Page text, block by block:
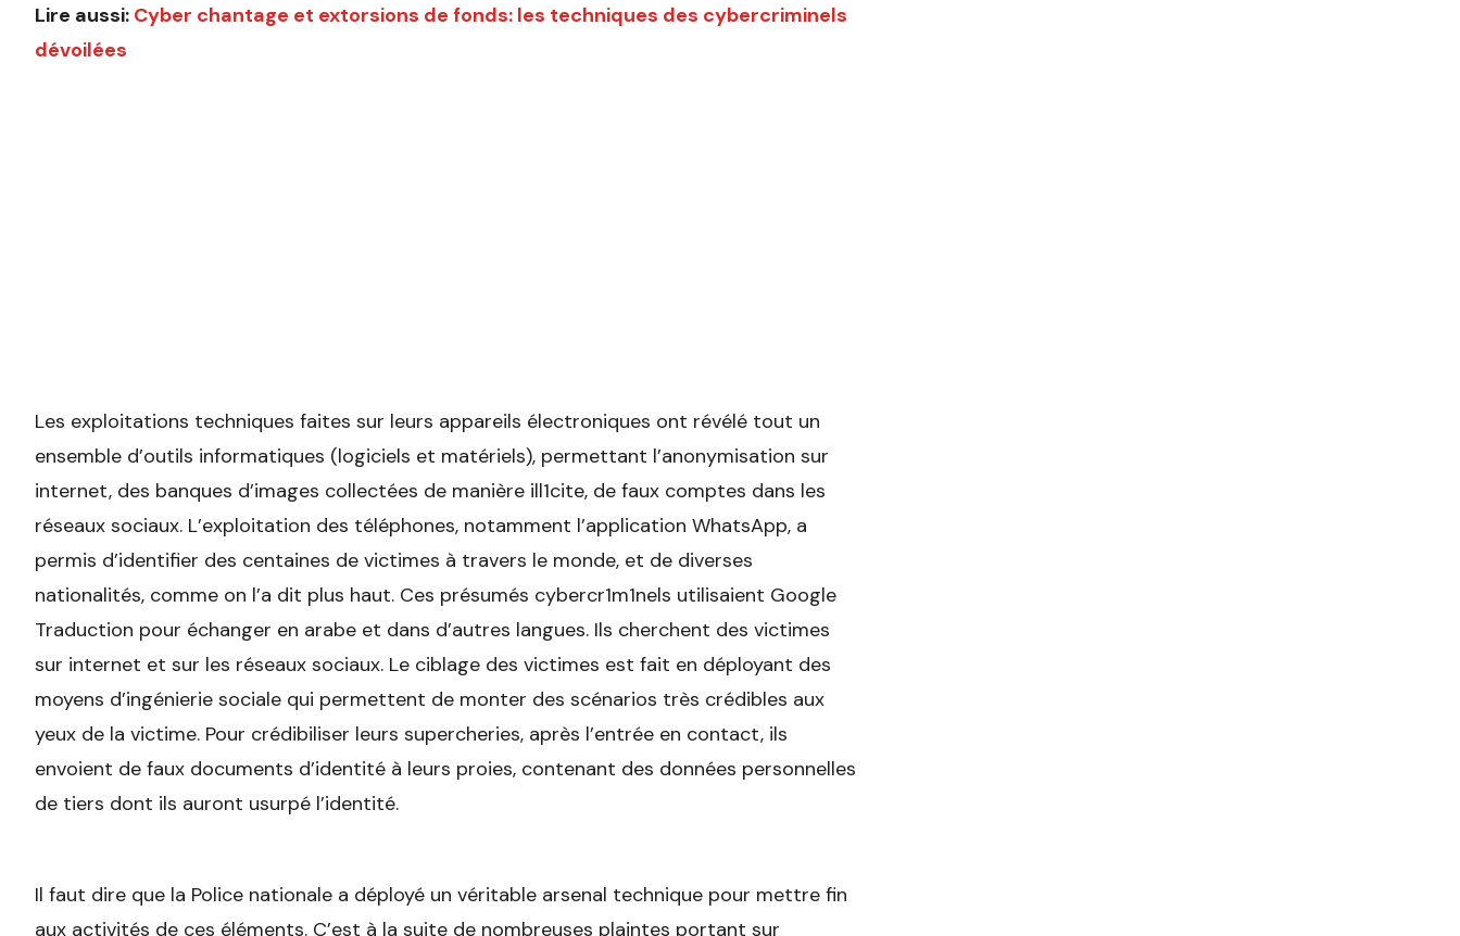
Lire aussi: Cyber chantage et extorsions de fonds: les techniques des cybercriminels
dévoilées
Les exploitations techniques faites sur leurs appareils électroniques ont révélé tout un
ensemble d’outils informatiques (logiciels et matériels), permettant l’anonymisation sur
internet, des banques d’images collectées de manière ill1cite, de faux comptes dans les
réseaux sociaux. L’exploitation des téléphones, notamment l’application WhatsApp, a
permis d’identifier des centaines de victimes à travers le monde, et de diverses
nationalités, comme on l’a dit plus haut. Ces présumés cybercr1m1nels utilisaient Google
Traduction pour échanger en arabe et dans d’autres langues. Ils cherchent des victimes
sur internet et sur les réseaux sociaux. Le ciblage des victimes est fait en déployant des
moyens d’ingénierie sociale qui permettent de monter des scénarios très crédibles aux
yeux de la victime. Pour crédibiliser leurs supercheries, après l’entrée en contact, ils
envoient de faux documents d’identité à leurs proies, contenant des données personnelles
de tiers dont ils auront usurpé l’identité.
Il faut dire que la Police nationale a déployé un véritable arsenal technique pour mettre fin
aux activités de ces éléments. C’est à la suite de nombreuses plaintes portant sur